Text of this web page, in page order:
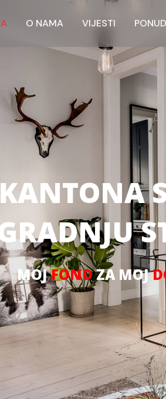
O NAMA VIJESTI
MOJFONDZA MOJ